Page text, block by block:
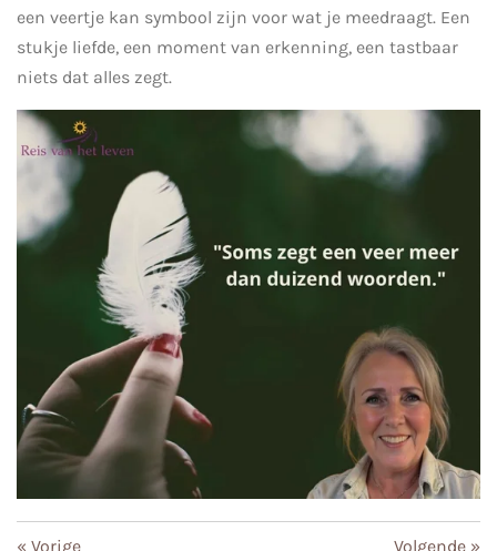
een veertje kan symbool zijn voor wat je meedraagt. Een
stukje liefde, een moment van erkenning, een tastbaar
niets dat alles zegt.
« Vorige Volgende »